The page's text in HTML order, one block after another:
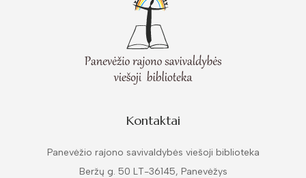
Kontaktai
Panevėžio rajono savivaldybės viešoji biblioteka
Beržų g. 50 LT-36145, Panevėžys